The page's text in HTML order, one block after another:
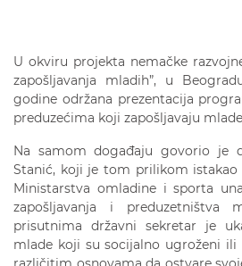
U okviru projekta nemačke
zapošljavanja mladih”, u
godine održana prezentacija
preduzećima koji zapošljavaju
Na samom događaju govorio je
Stanić, koji je tom prilikom
Ministarstva omladine i sporta
zapošljavanja i preduzetništva
prisutnima državni sekretar je
mlade koji su socijalno ugroženi